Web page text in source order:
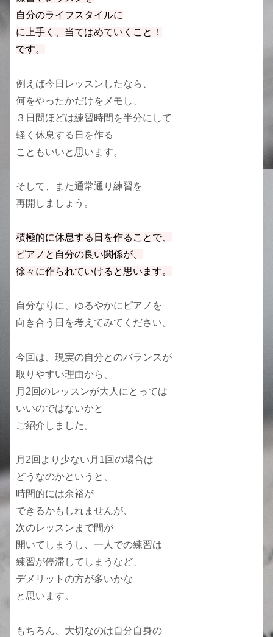
自分のライフスタイルに
に上手く、当てはめていくこと！
です。
例えば今日レッスンしたなら、
何をやったかだけをメモし、
３日間ほどは練習時間を半分にして
軽く休息する日を作る
こともいいと思います。
そして、また通常通り練習を
再開しましょう。
積極的に休息する日を作ることで、
ピアノと自分の良い関係が、
徐々に作られていけると思います。
自分なりに、ゆるやかにピアノを
向き合う日を考えてみてください。
今回は、現実の自分とのバランスが
取りやすい理由から、
月2回のレッスンが大人にとっては
いいのではないかと
ご紹介しました。
月2回より少ない月1回の場合は
どうなのかというと、
時間的には余裕が
できるかもしれませんが、
次のレッスンまで間が
開いてしまうし、一人での練習は
練習が停滞してしまうなど、
デメリットの方が多いかな
と思います。
もちろん、大切なのは自分自身の